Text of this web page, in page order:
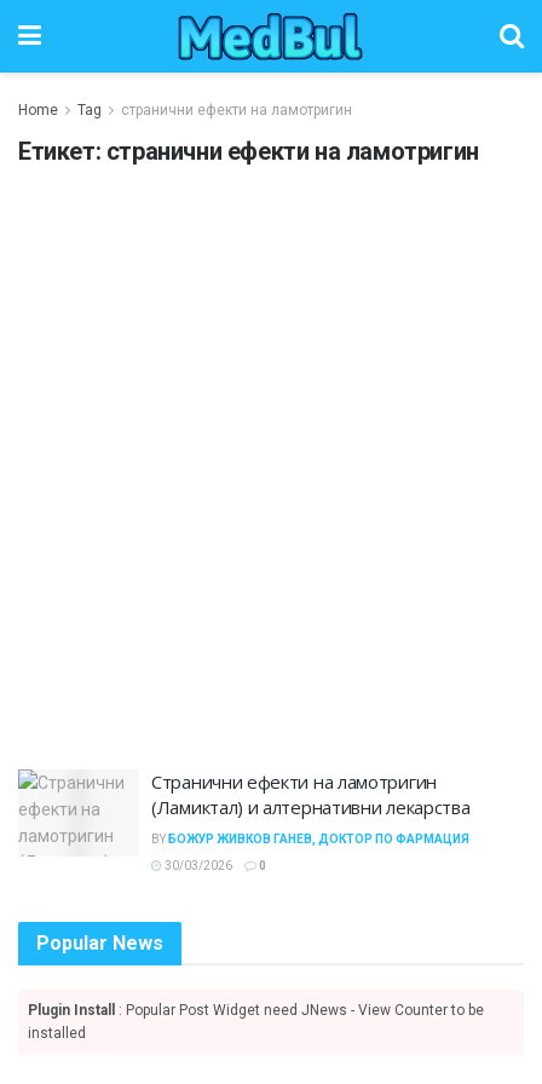
Home Tag странични ефекти на ламотригин
Етикет: странични ефекти на ламотригин
Странични ефекти на ламотригин
(Ламиктал) и алтернативни лекарства
BY БОЖУР ЖИВКОВ ГАНЕВ, ДОКТОР ПО ФАРМАЦИЯ
30/03/2026
0
Popular News
Plugin Install
: Popular Post Widget need JNews - View Counter to be
installed